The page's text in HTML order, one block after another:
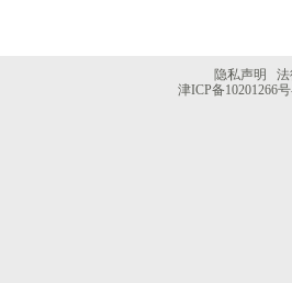
隐私声明
津ICP备10201266